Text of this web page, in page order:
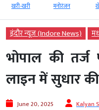
खरी-खरी मनोरंजन
इंदौर न्यूज़ (Indore News)
भोपाल की
लाइन में सुधार
June 20, 2025 Kalyan